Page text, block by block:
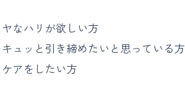
なハリが欲しい方
ュッと引き締めたいと思っている方
アをしたい方